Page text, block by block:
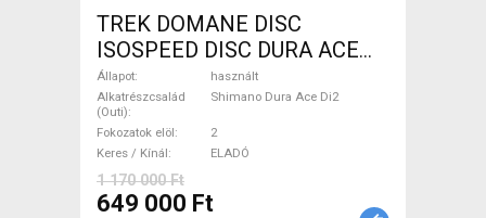
TREK DOMANE DISC
ISOSPEED DISC DURA ACE
Di2 2x11 52/53 Országúti
Shimano Dura Ace Di2
tárcsafék használt ELADÓ
Állapot
használt
Alkatrészcsalád
(Outi)
Shimano Dura Ace Di2
Fokozatok elöl
2
Keres / Kínál
ELADÓ
1 170 000 Ft
649 000 Ft